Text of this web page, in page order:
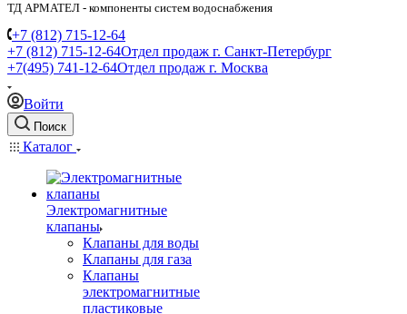
ТД АРМАТЕЛ - компоненты систем водоснабжения
+7 (812) 715-12-64
+7 (812) 715-12-64Отдел продаж г. Санкт-Петербург
+7(495) 741-12-64Отдел продаж г. Москва
Войти
Поиск
Каталог
Электромагнитные
клапаны
Клапаны для воды
Клапаны для газа
Клапаны
электромагнитные
пластиковые